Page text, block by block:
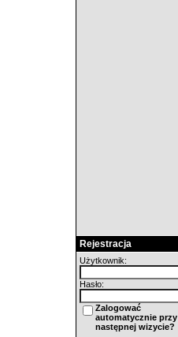
Rejestracja
Użytkownik:
Hasło:
Zalogować
automatycznie przy
następnej wizycie?